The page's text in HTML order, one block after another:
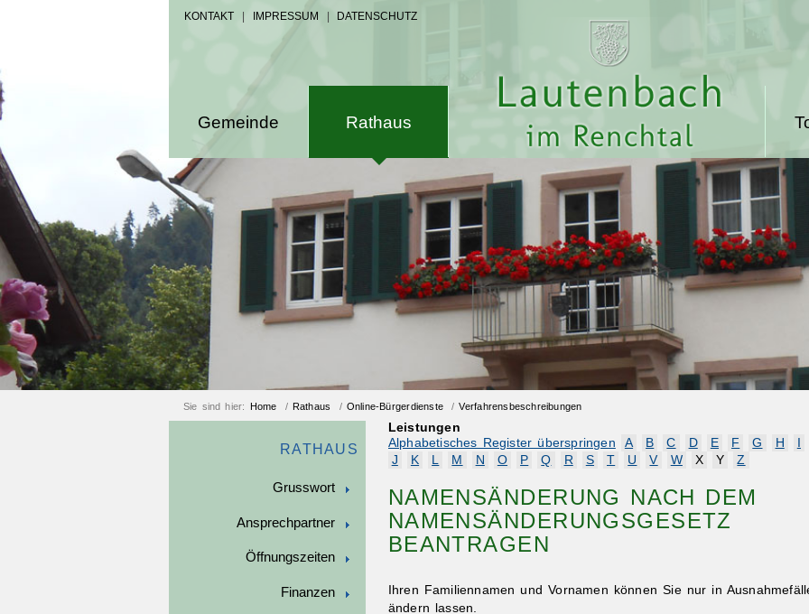
KONTAKT IMPRESSUM DATENSCHUTZ
Gemeinde Rathaus
Sie sind hier: Home / Rathaus / Online-Bürgerdienste /Verfahrensbeschreibungen
RATHAUS
Grusswort
Ansprechpartner
Öffnungszeiten
Finanzen
Leistungen
Alphabetisches Register überspringen
A B C D E F G H
J
K L M N O P Q R S T U V W X Y Z
NAMENSÄNDERUNG NACH DEM
NAMENSÄNDERUNGSGESETZ
BEANTRAGEN
Ihren Familiennamen und Vornamen können Sie nur in
ändern lassen.